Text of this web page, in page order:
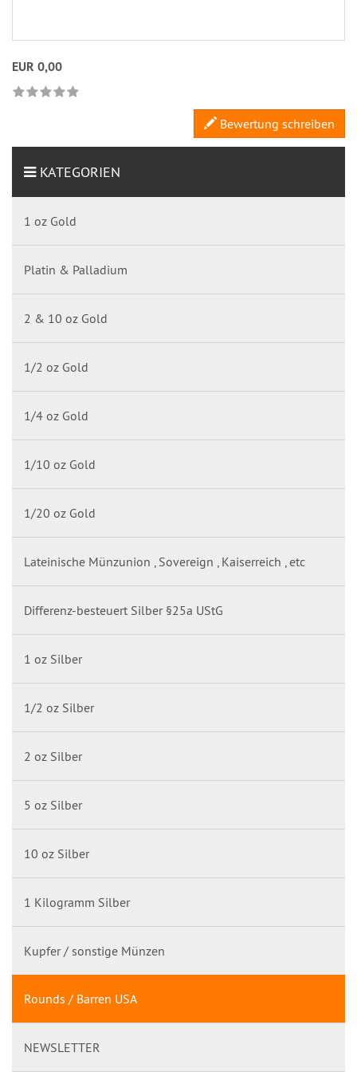
EUR 0,00
Bewertung schreiben
KATEGORIEN
1 oz Gold
Platin & Palladium
2 & 10 oz Gold
1/2 oz Gold
1/4 oz Gold
1/10 oz Gold
1/20 oz Gold
Lateinische Münzunion , Sovereign , Kaiserreich , etc
Differenz-besteuert Silber §25a UStG
1 oz Silber
1/2 oz Silber
2 oz Silber
5 oz Silber
10 oz Silber
1 Kilogramm Silber
Kupfer / sonstige Münzen
Rounds / Barren USA
NEWSLETTER